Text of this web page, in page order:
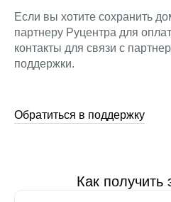
Если вы хотите сохранить
партнеру Руцентра для
контакты для связи с
поддержки.
Обратиться в поддержку
Как получить